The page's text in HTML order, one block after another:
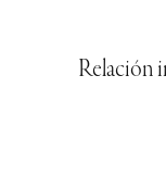
Relación